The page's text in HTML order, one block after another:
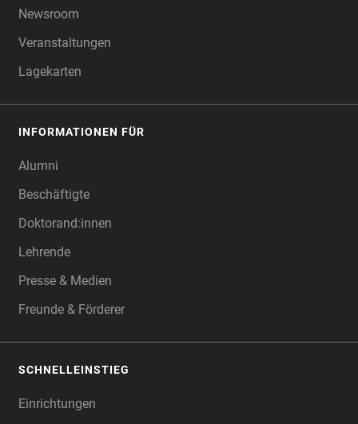
Newsroom
Veranstaltungen
Lagekarten
INFORMATIONEN FÜR
Alumni
Beschäftigte
Doktorand:innen
Lehrende
Presse & Medien
Freunde & Förderer
SCHNELLEINSTIEG
Einrichtungen